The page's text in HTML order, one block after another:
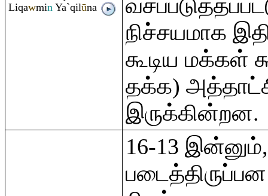
Liqawmin Ya`qilūna
நிச்சயமாக
கூடிய மக்கள்
தக்க)
இருக்கின்றன.
16-13